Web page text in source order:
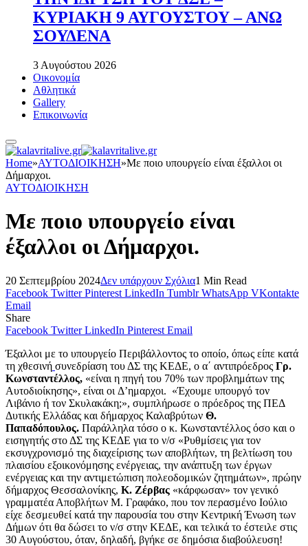
ΚΥΡΙΑΚΗ 9 ΑΥΓΟΥΣΤΟΥ – ΑΝΩ
ΣΟΥΔΕΝΑ
3 Αυγούστου 2026
Οικονομία
Αθλητικά
Gallery
Επικοινωνία
Home»ΑΥΤΟΔΙΟΙΚΗΣΗ»Με ποιο υπουργείο είναι έξαλλοι οι
Δήμαρχοι.
ΑΥΤΟΔΙΟΙΚΗΣΗ
Με ποιο υπουργείο είναι
έξαλλοι οι Δήμαρχοι.
20 Σεπτεμβρίου 2024Δεν υπάρχουν Σχόλια1 Min Read
Facebook Twitter Pinterest LinkedIn Tumblr WhatsApp VKontakte
Email
Share
Facebook Twitter LinkedIn Pinterest Email
Έξαλλοι με το υπουργείο Περιβάλλοντος το οποίο, όπως είπε κατά
τη χθεσινή συνεδρίαση του ΔΣ της ΚΕΔΕ, ο α΄ αντιπρόεδρος Γρ.
Κωνσταντέλλος, «είναι η πηγή του 70% των προβλημάτων της
Αυτοδιοίκησης», είναι οι Δ’ημαρχοι. «Έχουμε υπουργό τον
Λιβάνιο ή τον Σκυλακάκη;», συμπλήρωσε ο πρόεδρος της ΠΕΔ
Δυτικής Ελλάδας και δήμαρχος Καλαβρύτων Θ.
Παπαδόπουλος. Παράλληλα τόσο ο κ. Κωνσταντέλλος όσο και ο
εισηγητής στο ΔΣ της ΚΕΔΕ για το ν/σ «Ρυθμίσεις για τον
εκσυγχρονισμό της διαχείρισης των αποβλήτων, τη βελτίωση του
πλαισίου εξοικονόμησης ενέργειας, την ανάπτυξη των έργων
ενέργειας και την αντιμετώπιση πολεοδομικών ζητημάτων», πρώην
δήμαρχος Θεσσαλονίκης, Κ. Ζέρβας «κάρφωσαν» τον γενικό
γραμματέα Αποβλήτων Μ. Γραφάκο, που τον περασμένο Ιούλιο
είχε δεσμευθεί κατά την παρουσία του στην Κεντρική Ένωση των
Δήμων ότι θα δώσει το ν/σ στην ΚΕΔΕ, και τελικά το έστειλε στις
30 Αυγούστου, όταν, δηλαδή, βγήκε σε δημόσια διαβούλευση!